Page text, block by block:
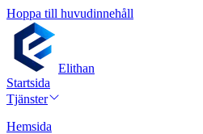
Hoppa till huvudinnehåll
Elithan
Startsida
Tjänster
Hemsida